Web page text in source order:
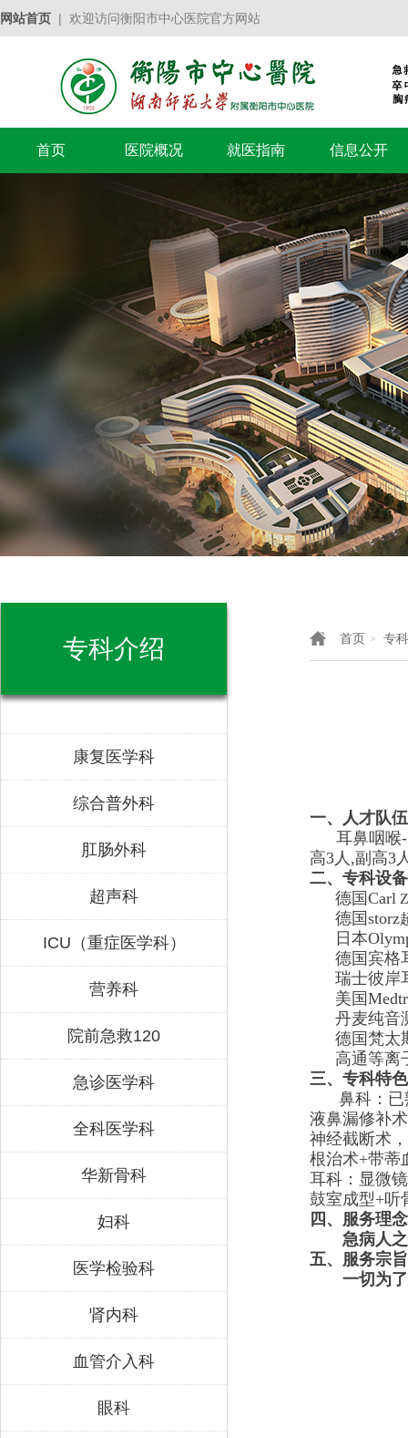
网站首页 | 欢迎访问衡阳市中心医院官方网站
首页 医院概况 就医指南 信息公开
专科介绍
康复医学科
综合普外科
肛肠外科
超声科
ICU（重症医学科）
营养科
院前急救120
急诊医学科
全科医学科
华新骨科
妇科
医学检验科
肾内科
血管介入科
眼科
首页 > 专
一、人才队伍
耳鼻咽喉-
高3人 ,副高3
二、专科设备
德国Carl
德国storz
日本
德国宾格
瑞士彼岸
美国
丹麦纯音
德国梵太
高通等离
三、专科特色
鼻科 ：
液鼻漏修补
神经截断术 ，
根治术+带蒂
耳科 ： 显微
鼓室成型+听
四、服务理念
急病人
五、服务宗旨
一切为